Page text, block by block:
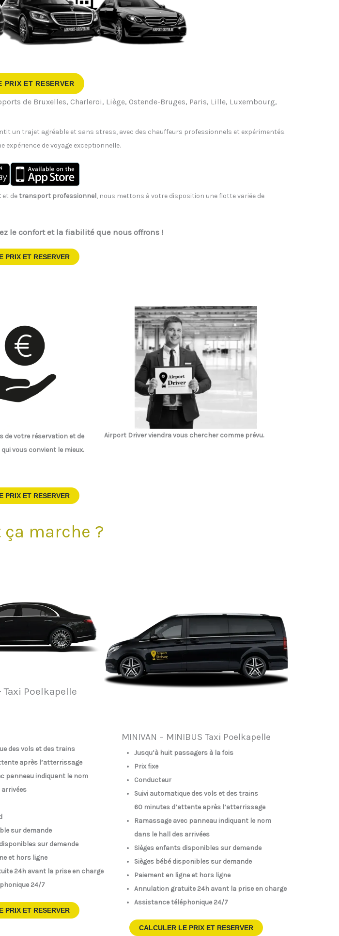
PRIX ET RESERVER
de Bruxelles, Charleroi, Liège, Ostende-Bruges, Paris, Lille, Luxembourg,
un trajet agréable et sans stress, avec des chauffeurs professionnels et expérimentés.
expérience de voyage exceptionnelle.
et detransport professionnel, nous mettons à votre disposition une flotte variée de
le confort et la fiabilité que nous offrons !
PRIX ET RESERVER
de votre réservation et de
vous convient le mieux.
Airport Driverviendra vous chercher comme prévu.
PRIX ET RESERVER
marche ?
Taxi Poelkapelle
des vols et des trains
après l’atterrissage
panneau indiquant le nom
sur demande
sur demande
et hors ligne
24h avant la prise en charge
24/7
PRIX ET RESERVER
MINIVAN – MINIBUS Taxi Poelkapelle
Jusqu’à huit passagers à la fois
Prix fixe
Conducteur
Suivi automatique des vols et des trains
60 minutes d’attente après l’atterrissage
Ramassage avec panneau indiquant le nom
dans le hall des arrivées
Sièges enfants disponibles sur demande
Sièges bébé disponibles sur demande
Paiement en ligne et hors ligne
Annulation gratuite 24h avant la prise en charge
Assistance téléphonique 24/7
CALCULER LE PRIX ET RESERVER